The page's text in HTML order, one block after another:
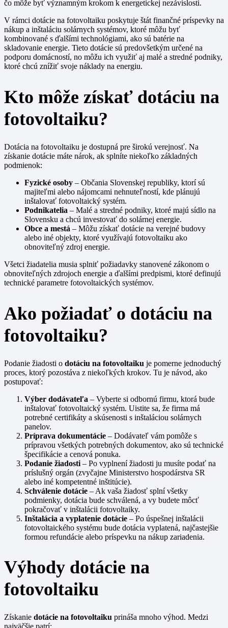
čo môže byť významným krokom k energetickej nezávislosti.
V rámci dotácie na fotovoltaiku poskytuje štát finančné príspevky na
nákup a inštaláciu solárnych systémov, ktoré môžu byť
kombinované s ďalšími technológiami, ako sú batérie na
skladovanie energie. Tieto dotácie sú predovšetkým určené na
podporu domácností, no môžu ich využiť aj malé a stredné podniky,
ktoré chcú znížiť svoje náklady na energiu.
Kto môže získať dotáciu na
fotovoltaiku?
Dotácia na fotovoltaiku je dostupná pre širokú verejnosť. Na
získanie dotácie máte nárok, ak splníte niekoľko základných
podmienok:
Fyzické osoby – Občania Slovenskej republiky, ktorí sú
majiteľmi alebo nájomcami nehnuteľností, kde plánujú
inštalovať fotovoltaický systém.
Podnikatelia – Malé a stredné podniky, ktoré majú sídlo na
Slovensku a chcú investovať do solárnej energie.
Obce a mestá – Môžu získať dotácie na verejné budovy
alebo iné objekty, ktoré využívajú fotovoltaiku ako
obnoviteľný zdroj energie.
Všetci žiadatelia musia splniť požiadavky stanovené zákonom o
obnoviteľných zdrojoch energie a ďalšími predpismi, ktoré definujú
technické parametre fotovoltaických systémov.
Ako požiadať o dotáciu na
fotovoltaiku?
Podanie žiadosti o dotáciu na fotovoltaiku je pomerne jednoduchý
proces, ktorý pozostáva z niekoľkých krokov. Tu je návod, ako
postupovať:
Výber dodávateľa – Vyberte si odbornú firmu, ktorá bude
inštalovať fotovoltaický systém. Uistite sa, že firma má
potrebné certifikáty a skúsenosti s inštaláciou solárnych
panelov.
Príprava dokumentácie – Dodávateľ vám pomôže s
prípravou všetkých potrebných dokumentov, ako sú technické
špecifikácie a cenová ponuka.
Podanie žiadosti – Po vyplnení žiadosti ju musíte podať na
príslušný orgán (zvyčajne Ministerstvo hospodárstva SR
alebo iné kompetentné inštitúcie).
Schválenie dotácie – Ak vaša žiadosť splní všetky
podmienky, dotácia bude schválená, a vy budete môcť
pokračovať v inštalácii fotovoltaiky.
Inštalácia a vyplatenie dotácie – Po úspešnej inštalácii
fotovoltaického systému bude dotácia vyplatená, najčastejšie
formou refundácie alebo príspevku na nákup zariadenia.
Výhody dotácie na
fotovoltaiku
Získanie dotácie na fotovoltaiku prináša mnoho výhod. Medzi